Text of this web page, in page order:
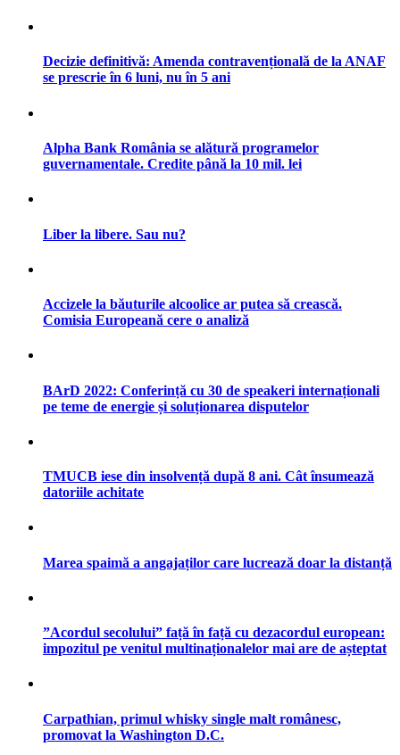
Decizie definitivă: Amenda contravențională de la ANAF
se prescrie în 6 luni, nu în 5 ani
Alpha Bank România se alătură programelor
guvernamentale. Credite până la 10 mil. lei
Liber la libere. Sau nu?
Accizele la băuturile alcoolice ar putea să crească.
Comisia Europeană cere o analiză
BArD 2022: Conferință cu 30 de speakeri internaționali
pe teme de energie și soluționarea disputelor
TMUCB iese din insolvență după 8 ani. Cât însumează
datoriile achitate
Marea spaimă a angajaților care lucrează doar la distanță
”Acordul secolului” față în față cu dezacordul european:
impozitul pe venitul multinaționalelor mai are de așteptat
Carpathian, primul whisky single malt românesc,
promovat la Washington D.C.